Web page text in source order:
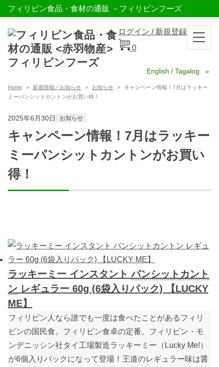
フィリピン食品・食材の通販 －フィリピンフーズ
ログイン / 新規登録
0
English / Tagalog
Home 新着情報／お知らせ お知らせ
キャンペーン情報！7月はラッキー
ミーパンシットカントンがお買い得！
2025年6月30日 お知らせ
キャンペーン情報！7月はラッキー
ミーパンシットカントンがお買い
得！
ラッキーミー インスタントパンシット カント
ン レギュラー 60g (6袋入りパック) 【LUCKY
ME】
フィリピン人なら誰でも一度は食べたことがあるフィリ
ピンの国民食。フィリピン食卓の定番。フィリピン・モ
ンデニッシン社タイ工場製造ラッキーミー（ Lucky Me!）
が6個入りパックになって登場！王道のレギュラー味は醤